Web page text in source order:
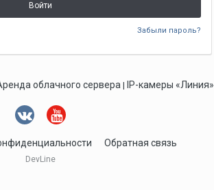
Войти
Забыли пароль?
облачного сервера | IP-камеры «Линия»
Обратная связь
DevLine